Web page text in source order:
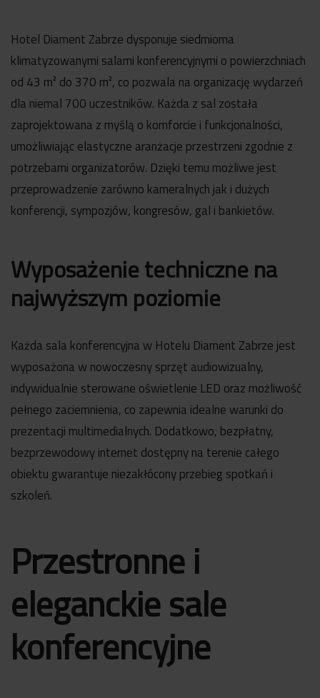
Hotel Diament Zabrze dysponuje siedmioma
klimatyzowanymi salami konferencyjnymi o powierzchniach
od 43 m² do 370 m², co pozwala na organizację wydarzeń
dla niemal 700 uczestników. Każda z sal została
zaprojektowana z myślą o komforcie i funkcjonalności,
umożliwiając elastyczne aranżacje przestrzeni zgodnie z
potrzebami organizatorów. Dzięki temu możliwe jest
przeprowadzenie zarówno kameralnych jak i dużych
konferencji, sympozjów, kongresów, gal i bankietów.
Wyposażenie techniczne na
najwyższym poziomie
Każda sala konferencyjna w Hotelu Diament Zabrze jest
wyposażona w nowoczesny sprzęt audiowizualny,
indywidualnie sterowane oświetlenie LED oraz możliwość
pełnego zaciemnienia, co zapewnia idealne warunki do
prezentacji multimedialnych. Dodatkowo, bezpłatny,
bezprzewodowy internet dostępny na terenie całego
obiektu gwarantuje niezakłócony przebieg spotkań i
szkoleń.
Przestronne i
eleganckie sale
konferencyjne